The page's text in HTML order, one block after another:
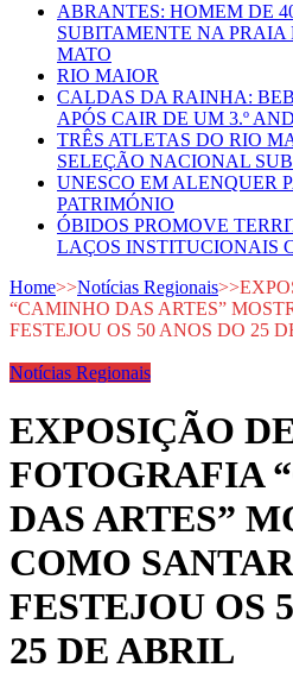
ABRANTES: HOMEM DE
SUBITAMENTE NA
MATO
RIO MAIOR
CALDAS DA RAINHA:
APÓS CAIR DE UM 3.º
TRÊS ATLETAS DO RIO
SELEÇÃO NACIONAL
UNESCO EM ALENQUER
PATRIMÓNIO
ÓBIDOS PROMOVE
LAÇOS INSTITUCIONAIS
Home>>Notícias Regionais>>
“CAMINHO DAS ARTES”
FESTEJOU OS 50 ANOS DO 25
Notícias Regionais
EXPOSIÇÃO
FOTOGRAFIA
DAS ARTES”
COMO
FESTEJOU OS
25 DE ABRIL